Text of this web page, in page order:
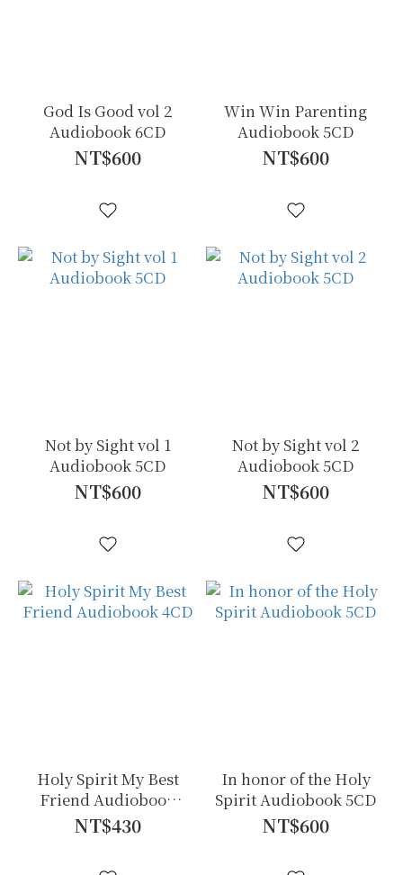
God Is Good vol 2
Audiobook 6CD
NT$600
Win Win Parenting
Audiobook 5CD
NT$600
Not by Sight vol 1
Audiobook 5CD
NT$600
Not by Sight vol 2
Audiobook 5CD
NT$600
Holy Spirit My Best
Friend Audiobook
4CD
NT$430
In honor of the Holy
Spirit Audiobook 5CD
NT$600